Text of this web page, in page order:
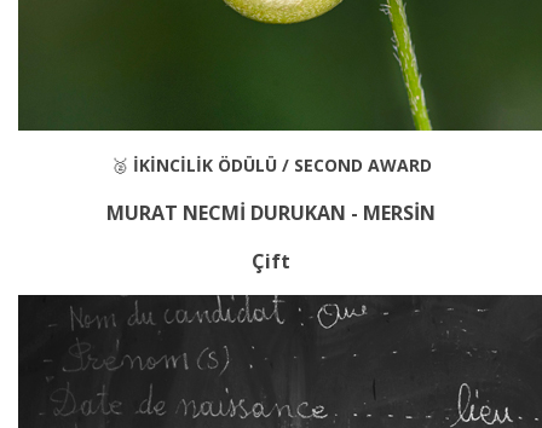
🥈 İKİNCİLİK ÖDÜLÜ / SECOND AWARD
MURAT NECMİ DURUKAN - MERSİN
Çift